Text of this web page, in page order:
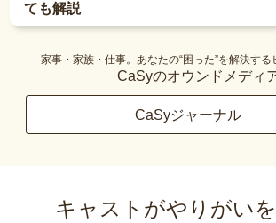
ても解説
家事・家族・仕事。あなたの“困った”を解決する
CaSyのオウンドメディ
CaSyジャーナル
キャストがやりがい